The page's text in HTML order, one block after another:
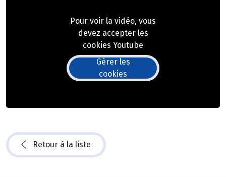
Pour voir la vidéo, vous
devez accepter les
cookies Youtube
Gérer les
cookies
Retour à la liste